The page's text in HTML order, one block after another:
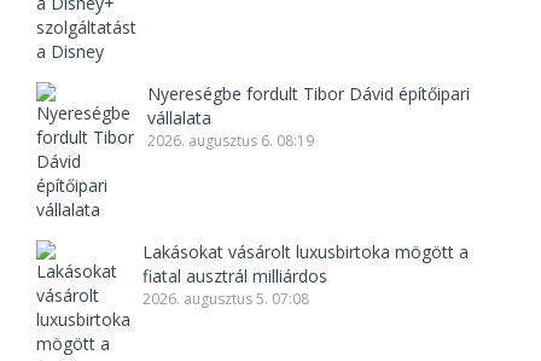
Nyereségbe fordult Tibor Dávid építőipari
vállalata
2026. augusztus 6. 08:19
Lakásokat vásárolt luxusbirtoka mögött a
fiatal ausztrál milliárdos
2026. augusztus 5. 07:08